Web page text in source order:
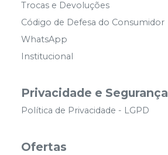
Trocas e Devoluções
Código de Defesa do Consumidor
WhatsApp
Institucional
Privacidade e Segurança
Política de Privacidade - LGPD
Ofertas